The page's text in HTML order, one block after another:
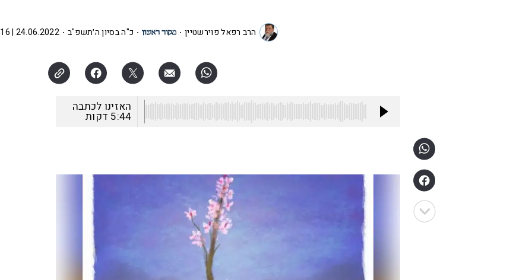
הרב רפאל פוירשטיין כ"ה בסיון ה׳תשפ"ב 24.06.2022 | 05:16
האזינו לכתבה
5:44 דקות